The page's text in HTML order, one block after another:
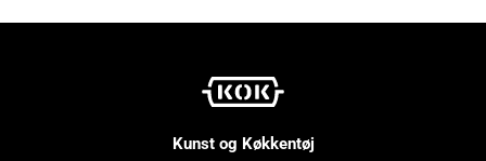
Kunst og Køkkentøj